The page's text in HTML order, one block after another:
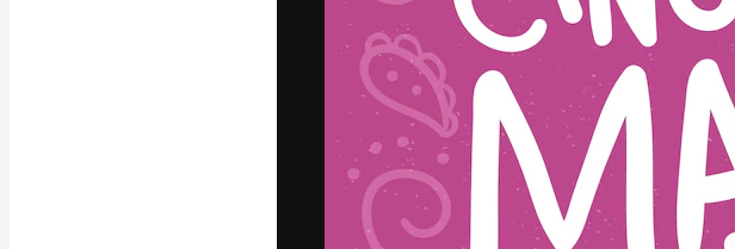
Copyright © 2010- 2026 Freepik Company S.L.U.